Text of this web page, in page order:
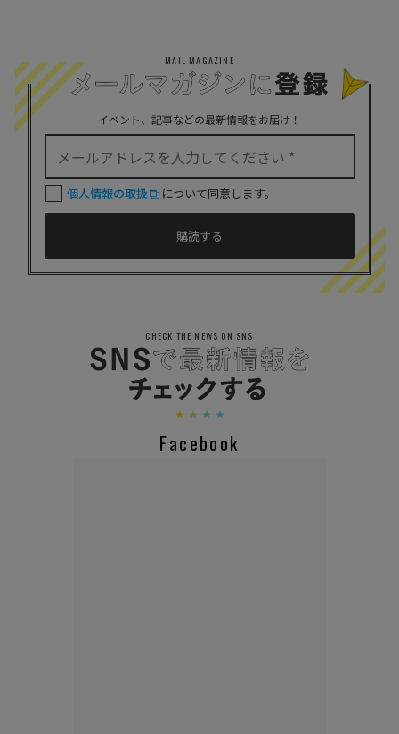
MAIL MAGAZINE
イベント、記事などの最新情報をお届け！
個人情報の取扱 について同意します。
CHECK THE NEWS ON SNS
Facebook